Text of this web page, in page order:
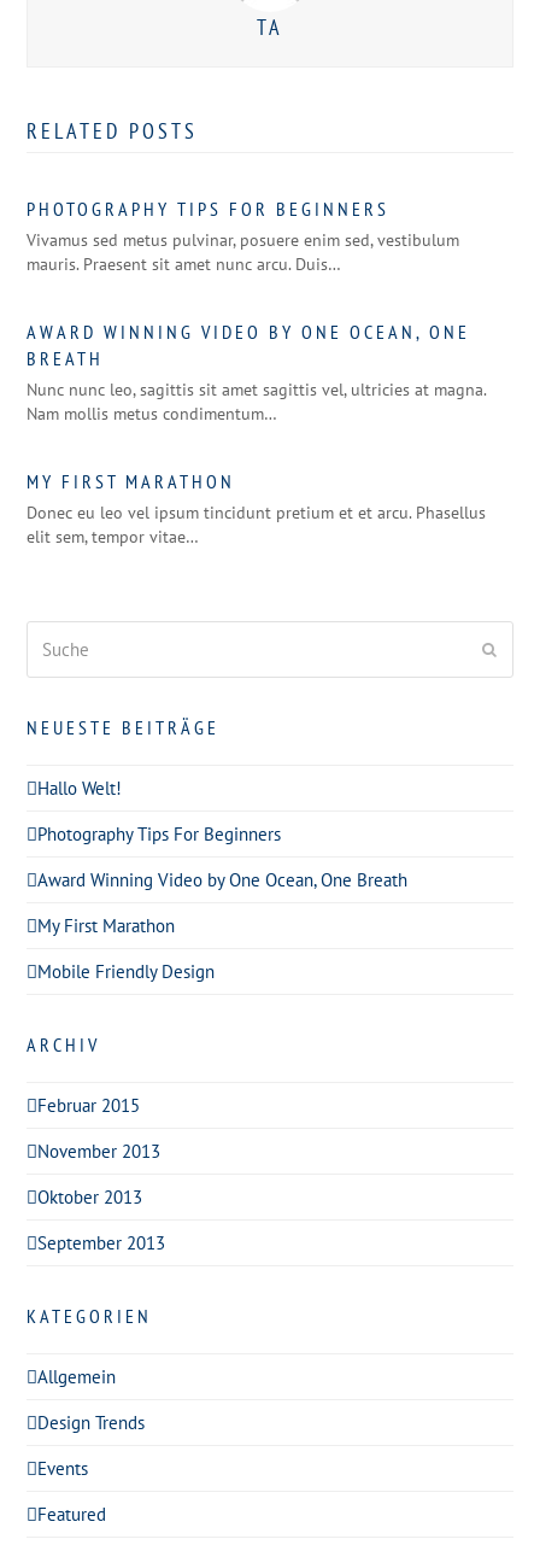
TA
RELATED POSTS
PHOTOGRAPHY TIPS FOR BEGINNERS
Vivamus sed metus pulvinar, posuere enim sed, vestibulum
mauris. Praesent sit amet nunc arcu. Duis…
AWARD WINNING VIDEO BY ONE OCEAN, ONE
BREATH
Nunc nunc leo, sagittis sit amet sagittis vel, ultricies at magna.
Nam mollis metus condimentum…
MY FIRST MARATHON
Donec eu leo vel ipsum tincidunt pretium et et arcu. Phasellus
elit sem, tempor vitae…
NEUESTE BEITRÄGE
Hallo Welt!
Photography Tips For Beginners
Award Winning Video by One Ocean, One Breath
My First Marathon
Mobile Friendly Design
ARCHIV
Februar 2015
November 2013
Oktober 2013
September 2013
KATEGORIEN
Allgemein
Design Trends
Events
Featured